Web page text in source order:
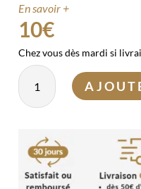
En savoir +
10€
Chez vous dès mardi si
quantité
Bracelet
baroque